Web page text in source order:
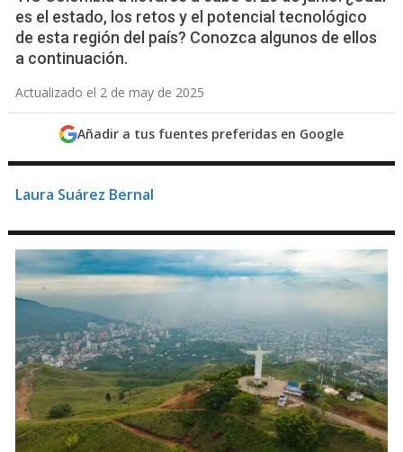
es el estado, los retos y el potencial tecnológico
de esta región del país? Conozca algunos de ellos
a continuación.
Actualizado el 2 de may de 2025
Añadir a tus fuentes preferidas en Google
Laura Suárez Bernal